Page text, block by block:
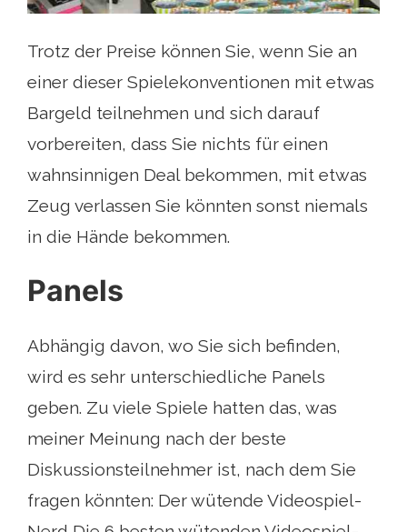
Trotz der Preise können Sie, wenn Sie an
einer dieser Spielekonventionen mit etwas
Bargeld teilnehmen und sich darauf
vorbereiten, dass Sie nichts für einen
wahnsinnigen Deal bekommen, mit etwas
Zeug verlassen Sie könnten sonst niemals
in die Hände bekommen.
Panels
Abhängig davon, wo Sie sich befinden,
wird es sehr unterschiedliche Panels
geben. Zu viele Spiele hatten das, was
meiner Meinung nach der beste
Diskussionsteilnehmer ist, nach dem Sie
fragen könnten: Der wütende Videospiel-